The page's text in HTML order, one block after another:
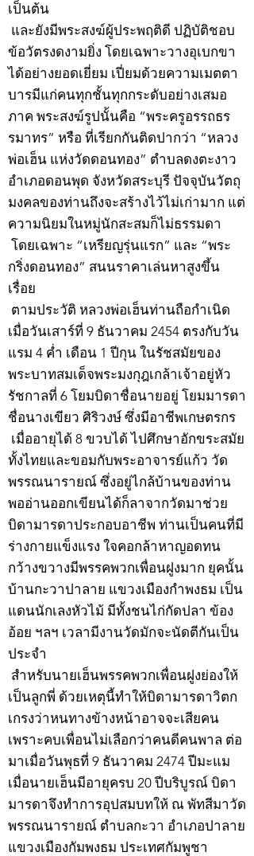
เป็นต้น
และยังมีพระสงฆ์ผู้ประพฤติดี ปฏิบัติชอบ
ข้อวัตรงดงามยิ่ง โดยเฉพาะวางอุเบกขา
ได้อย่างยอดเยี่ยม เปี่ยมด้วยความเมตตา
บารมีแก่คนทุกชั้นทุกกระดับอย่างเสมอ
ภาค พระสงฆ์รูปนั้นคือ “พระครูอรรถธร
รมาทร” หรือ ที่เรียกกันติดปากว่า “หลวง
พ่อเฮ็น แห่งวัดดอนทอง” ตำบลดงตะงาว
อำเภอดอนพุด จังหวัดสระบุรี ปัจจุบันวัตถุ
มงคลของท่านถึงจะสร้างไว้ไม่เก่ามาก แต่
ความนิยมในหมู่นักสะสมก็ไม่ธรรมดา
โดยเฉพาะ “เหรียญรุ่นแรก” และ “พระ
กริ่งดอนทอง” สนนราคาเล่นหาสูงขึ้น
เรื่อย
ตามประวัติ หลวงพ่อเฮ็นท่านถือกำเนิด
เมื่อวันเสาร์ที่ 9 ธันวาคม 2454 ตรงกับวัน
แรม 4 ค่ำ เดือน 1 ปีกุน ในรัชสมัยของ
พระบาทสมเด็จพระมงกุฎเกล้าเจ้าอยู่หัว
รัชกาลที่ 6 โยมบิดาชื่อนายอยู่ โยมมารดา
ชื่อนางเขียว ศิริวงษ์ ซึ่งมีอาชีพเกษตรกร
เมื่ออายุได้ 8 ขวบได้ ไปศึกษาอักขระสมัย
ทั้งไทยและขอมกับพระอาจารย์แก้ว วัด
พรรณนารายณ์ ซึ่งอยู่ไกล้บ้านของท่าน
พออ่านออกเขียนได้ก็ลาจากวัดมาช่วย
บิดามารดาประกอบอาชีพ ท่านเป็นคนที่มี
ร่างกายแข็งแรง ใจคอกล้าหาญอดทน
กว้างขวางมีพรรคพวกเพื่อนฝูงมาก ยุคนั้น
บ้านกะวาปาลาย แขวงเมืองกำพงธม เป็น
แดนนักเลงหัวไม้ มีทั้งชนไก่กัดปลา ข้อง
อ้อย ฯลฯ เวลามีงานวัดมักจะนัดตีกันเป็น
ประจำ
สำหรับนายเฮ็นพรรคพวกเพื่อนฝูงย่องให้
เป็นลูกพี่ ด้วยเหตุนี้ทำให้บิดามารดาวิตก
เกรงว่าหนทางข้างหน้าอาจจะเสียคน
เพราะคบเพื่อนไม่เลือกว่าคนดีคนพาล ต่อ
มาเมื่อวันพุธที่ 9 ธันวาคม 2474 ปีมะแม
เมื่อนายเฮ็นมีอายุครบ 20 ปีบริบูรณ์ บิดา
มารดาจึงทำการอุปสมบทให้ ณ พัทสีมาวัด
พรรณนารายณ์ ตำบลกะวา อำเภอปาลาย
แขวงเมืองกัมพงธม ประเทศกัมพูชา